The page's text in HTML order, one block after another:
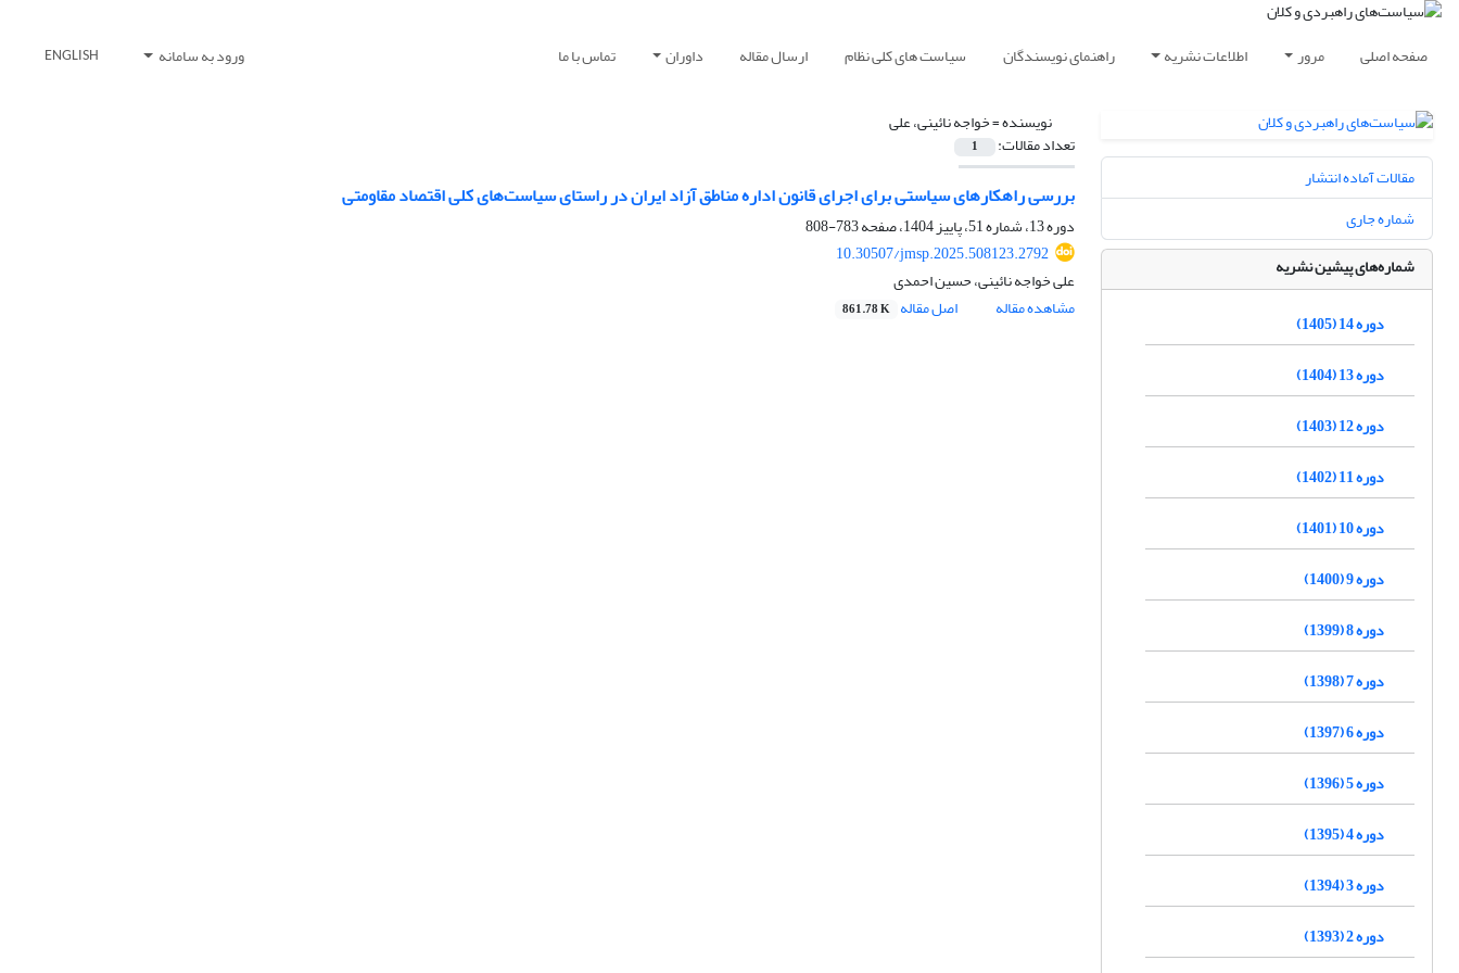
صفحه اصلی مرور اطلاعات نشریه راهنمای نویسندگان سیاست های کلی نظام ارسال مقاله داوران تماس با ما ورود به سامانه ENGLISH
نویسنده =خواجه نائینی، علی
تعداد مقالات: 1
بررسی راهکارهای سیاستی برای اجرای قانون اداره مناطق آزاد ایران در راستای سیاست‌های کلی اقتصاد مقاومتی
دوره 13، شماره 51، پاییز 1404، صفحه
783-808
10.30507/jmsp.2025.508123.2792
علی خواجه نائینی، حسین احمدی
مشاهده مقاله
اصل مقاله 861.78 K
مقالات آماده انتشار
شماره جاری
شماره‌های پیشین نشریه
دوره 14 (1405)
دوره 13 (1404)
دوره 12 (1403)
دوره 11 (1402)
دوره 10 (1401)
دوره 9 (1400)
دوره 8 (1399)
دوره 7 (1398)
دوره 6 (1397)
دوره 5 (1396)
دوره 4 (1395)
دوره 3 (1394)
دوره 2 (1393)